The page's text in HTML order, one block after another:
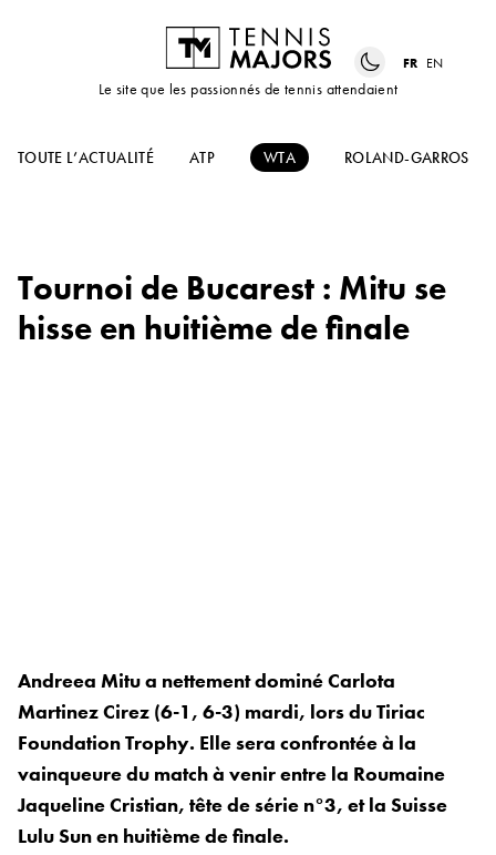
Le site que les passionnés de tennis attendaient
FR EN
TOUTE L’ACTUALITÉ ATP WTA ROLAND-GARROS
Tournoi de Bucarest : Mitu se
hisse en huitième de finale
Andreea Mitu a nettement dominé Carlota
Martinez Cirez (6-1, 6-3) mardi, lors du Tiriac
Foundation Trophy. Elle sera confrontée à la
vainqueure du match à venir entre la Roumaine
Jaqueline Cristian, tête de série n°3, et la Suisse
Lulu Sun en huitième de finale.